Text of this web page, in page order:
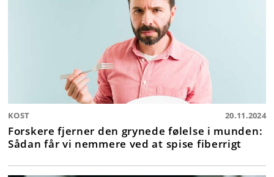
KOST 20.11.2024
Forskere fjerner den grynede følelse i munden:
Sådan får vi nemmere ved at spise fiberrigt